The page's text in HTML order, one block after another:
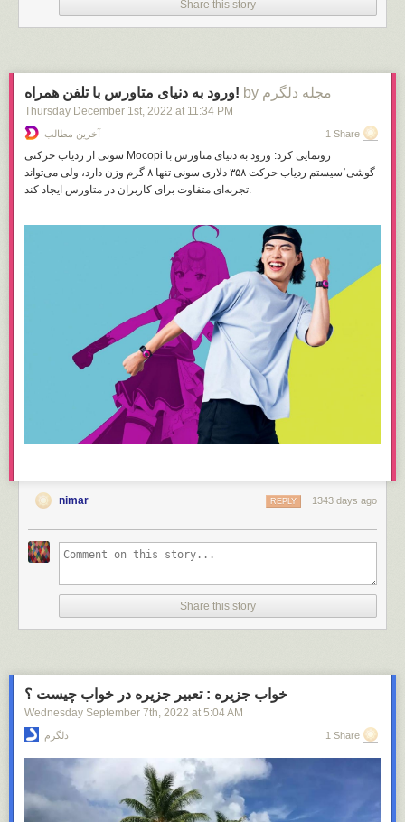
Share this story
ورود به دنیای متاورس با تلفن همراه! by مجله دلگرم
Thursday December 1st, 2022 at 11:34 PM
آخرین مطالب 1 Share
سونی از ردیاب حرکتی Mocopi رونمایی کرد: ورود به دنیای متاورس با
گوشی٬سیستم ردیاب حرکت ۳۵۸ دلاری سونی تنها ۸ گرم وزن دارد، ولی می‌تواند
تجربه‌ای متفاوت برای کاربران در متاورس ایجاد کند.
nimar 1343 days ago
REPLY
Share this story
خواب جزیره : تعبیر جزیره در خواب چیست ؟
Wednesday September 7th, 2022 at 5:04 AM
دلگرم 1 Share